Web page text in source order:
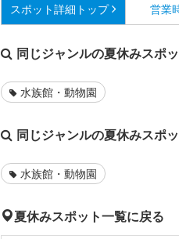
スポット詳細 トップ 営業
同じジャンルの夏休みスポ
水族館・動物園
同じジャンルの夏休みスポ
水族館・動物園
夏休みスポット一覧に戻る